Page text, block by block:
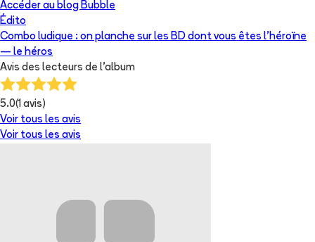
Accéder au blog Bubble
Édito
Combo ludique : on planche sur les BD dont vous êtes l’héroïne
— le héros
Avis des lecteurs de l'album
5.0(1 avis)
Voir tous les avis
Voir tous les avis